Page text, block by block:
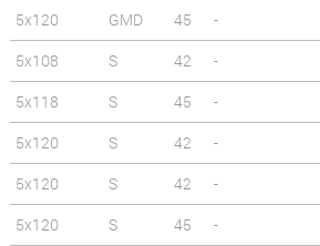
5x120
GMD 45 -
5x108
S 42 -
5x118
S 45 -
5x120
S 42 -
5x120
S 42 -
5x120
S 45 -